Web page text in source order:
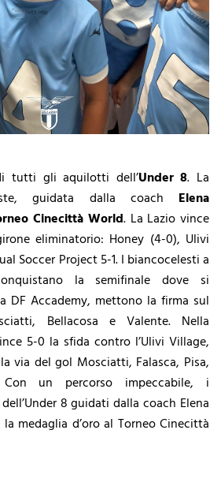
tutti gli aquilotti dell’Under 8. La
guidata dalla coach Elena
Cinecittà World. La Lazio vince
eliminatorio: Honey (4-0), Ulivi
Soccer Project 5-1. I biancocelesti a
la semifinale dove si
DF Accademy, mettono la firma sul
Bellacosa e Valente. Nella
5-0 la sfida contro l’Ulivi Village,
via del gol Mosciatti, Falasca, Pisa,
un percorso impeccabile, i
8 guidati dalla coach Elena
medaglia d’oro al Torneo Cinecittà